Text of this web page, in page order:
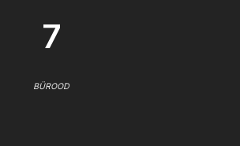
7
BÜROOD